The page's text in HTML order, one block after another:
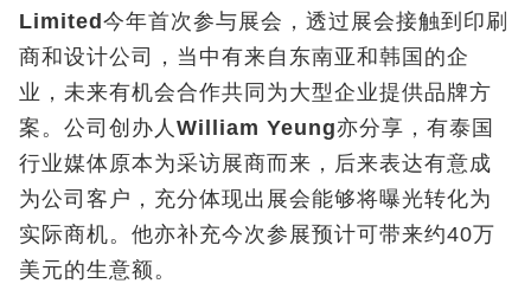
Limited 今年首次参与展会，透过展会接触到印刷
商和设计公司，当中有来自东南亚和韩国的企
业，未来有机会合作共同为大型企业提供品牌方
案。公司创办人 William Yeung亦分享，有泰国
行业媒体原本为采访展商而来，后来表达有意成
为公司客户，充分体现出展会能够将曝光转化为
实际商机。他亦补充今次参展预计可带来约40万
美元的生意额。